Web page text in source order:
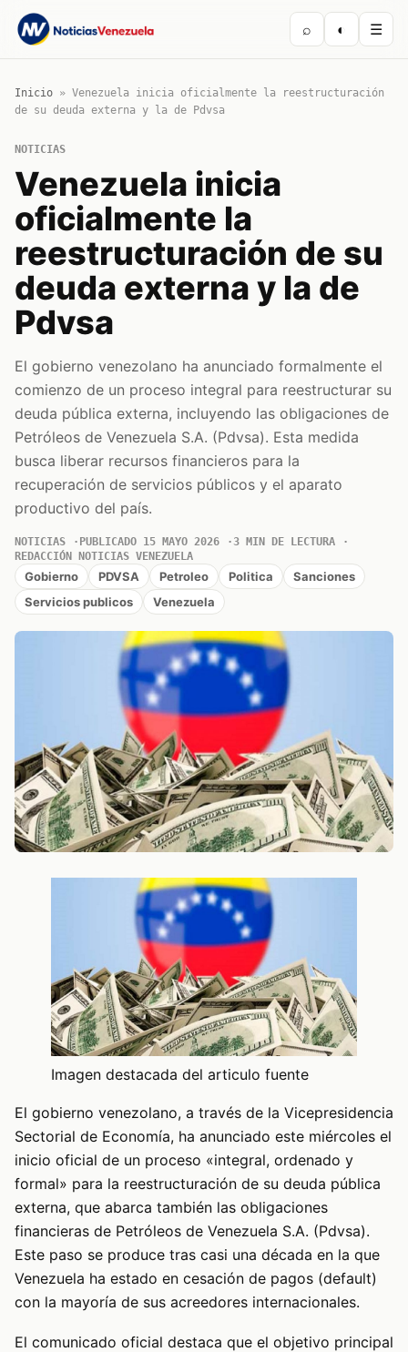
⌕ ◐ ☰
Inicio » Venezuela inicia oficialmente la reestructuración
de su deuda externa y la de Pdvsa
NOTICIAS
Venezuela inicia
oficialmente la
reestructuración de su
deuda externa y la de
Pdvsa
El gobierno venezolano ha anunciado formalmente el
comienzo de un proceso integral para reestructurar su
deuda pública externa, incluyendo las obligaciones de
Petróleos de Venezuela S.A. (Pdvsa). Esta medida
busca liberar recursos financieros para la
recuperación de servicios públicos y el aparato
productivo del país.
NOTICIAS PUBLICADO 15 MAYO 2026
3 MIN DE LECTURA
REDACCIÓN NOTICIAS VENEZUELA
Gobierno PDVSA Petroleo Politica
Sanciones
Servicios publicos
Venezuela
Imagen destacada del articulo fuente
El gobierno venezolano, a través de la Vicepresidencia
Sectorial de Economía, ha anunciado este miércoles el
inicio oficial de un proceso «integral, ordenado y
formal» para la reestructuración de su deuda pública
externa, que abarca también las obligaciones
financieras de Petróleos de Venezuela S.A. (Pdvsa).
Este paso se produce tras casi una década en la que
Venezuela ha estado en cesación de pagos (default)
con la mayoría de sus acreedores internacionales.
El comunicado oficial destaca que el objetivo principal